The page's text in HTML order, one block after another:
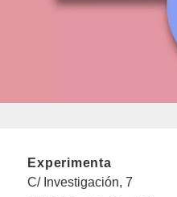
Experimenta
C/ Investigación, 7